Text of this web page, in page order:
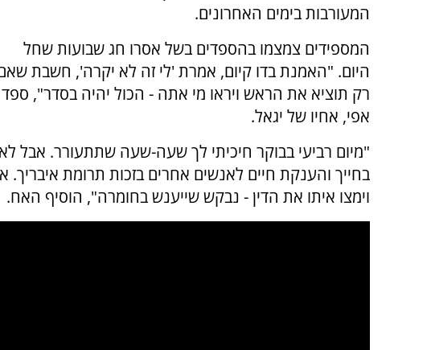
המעורבות בימים האחרונים.
המספידים צמצמו בהספדים בשל אסרו חג שבועות שחל
היום. "האמנת בדו קיום, אמרת 'לי זה לא יקרה', חשבת
רק תוציא את הראש ויראו מי אתה - הכול יהיה בסדר", ספד
אפי, אחיו של יגאל.
"מיום רביעי בבוקר חיכיתי לך שעה-שעה שתתעורר. אבל
בחייך והענקת חיים לאנשים אחרים בזכות תרומת
וימצו איתו את הדין - נבקש שייענש בחומרה", הוסיף האח.